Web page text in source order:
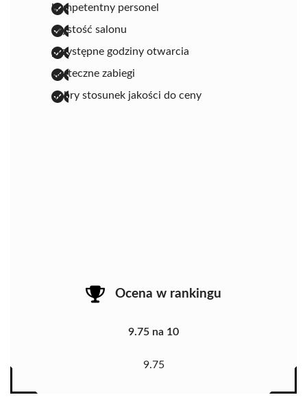
kompetentny personel
czystość salonu
przystępne godziny otwarcia
skuteczne zabiegi
dobry stosunek jakości do ceny
Ocena w rankingu
9.75 na 10
9.75